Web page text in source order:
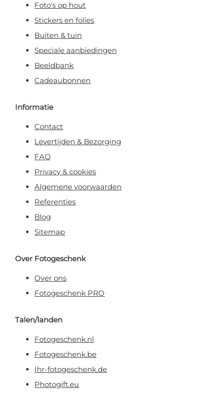
Foto's op hout
Stickers en folies
Buiten & tuin
Speciale aanbiedingen
Beeldbank
Cadeaubonnen
Informatie
Contact
Levertijden & Bezorging
FAQ
Privacy & cookies
Algemene voorwaarden
Referenties
Blog
Sitemap
Over Fotogeschenk
Over ons
Fotogeschenk PRO
Talen/landen
Fotogeschenk.nl
Fotogeschenk.be
Ihr-fotogeschenk.de
Photogift.eu